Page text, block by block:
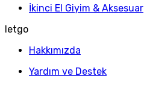
İkinci El Giyim & Aksesuar
letgo
Hakkımızda
Yardım ve Destek